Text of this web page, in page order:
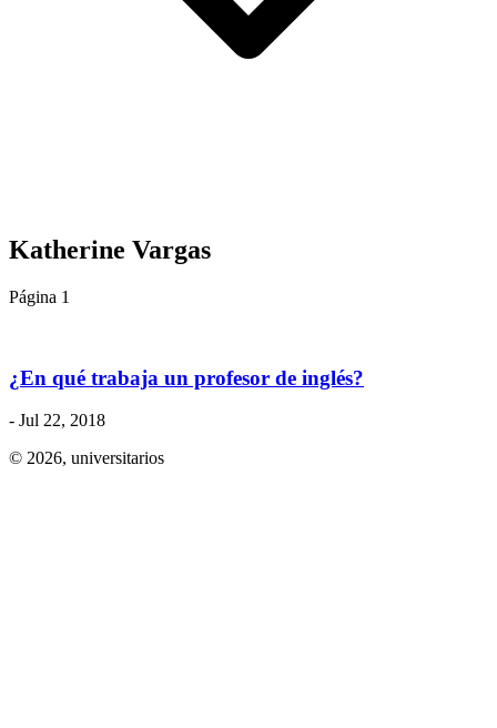
Katherine Vargas
Página 1
¿En qué trabaja un profesor de inglés?
- Jul 22, 2018
© 2026, universitarios